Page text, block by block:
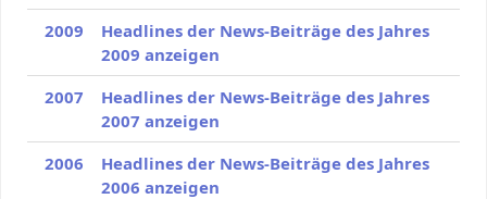
2009
Headlines der News-Beiträge des Jahres
2009 anzeigen
2007
Headlines der News-Beiträge des Jahres
2007 anzeigen
2006
Headlines der News-Beiträge des Jahres
2006 anzeigen